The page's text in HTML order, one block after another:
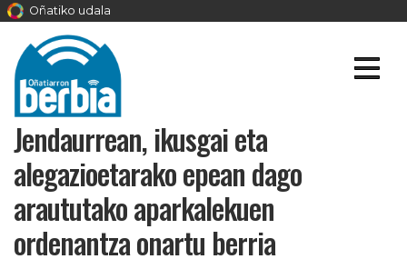
Oñatiko udala
Jendaurrean, ikusgai eta
alegazioetarako epean dago
araututako aparkalekuen
ordenantza onartu berria